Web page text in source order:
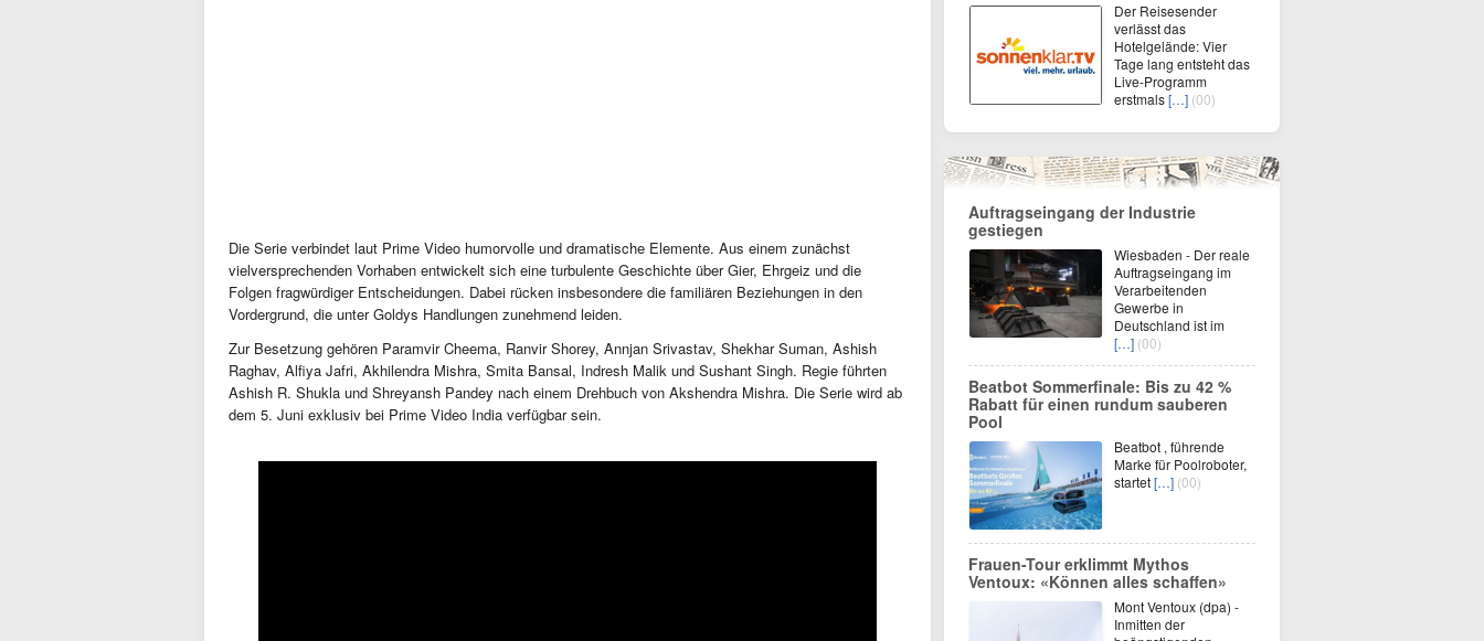
Die Serie verbindet laut Prime Video humorvolle und dramatische Elemente. Aus einem zunächst
vielversprechenden Vorhaben entwickelt sich eine turbulente Geschichte über Gier, Ehrgeiz und die
Folgen fragwürdiger Entscheidungen. Dabei rücken insbesondere die familiären Beziehungen in den
Vordergrund, die unter Goldys Handlungen zunehmend leiden.
Zur Besetzung gehören Paramvir Cheema, Ranvir Shorey, Annjan Srivastav, Shekhar Suman, Ashish
Raghav, Alfiya Jafri, Akhilendra Mishra, Smita Bansal, Indresh Malik und Sushant Singh. Regie führten
Ashish R. Shukla und Shreyansh Pandey nach einem Drehbuch von Akshendra Mishra. Die Serie wird ab
dem 5. Juni exklusiv bei Prime Video India verfügbar sein.
Der Reisesender
verlässt das
Hotelgelände: Vier
Tage lang entsteht das
Live-Programm
erstmals[…] (00)
Auftragseingang der Industrie
gestiegen
Wiesbaden - Der reale
Auftragseingang im
Verarbeitenden
Gewerbe in
Deutschland ist im
[…] (00)
Beatbot Sommerfinale: Bis zu 42 %
Rabatt für einen rundum sauberen
Pool
Beatbot , führende
Marke für Poolroboter,
startet[…] (00)
Frauen-Tour erklimmt Mythos
Ventoux: «Können alles schaffen»
Mont Ventoux (dpa) -
Inmitten der